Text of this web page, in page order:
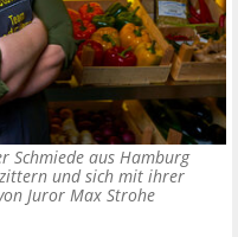
Schmiede aus Hamburg
und sich mit ihrer
Juror Max Strohe